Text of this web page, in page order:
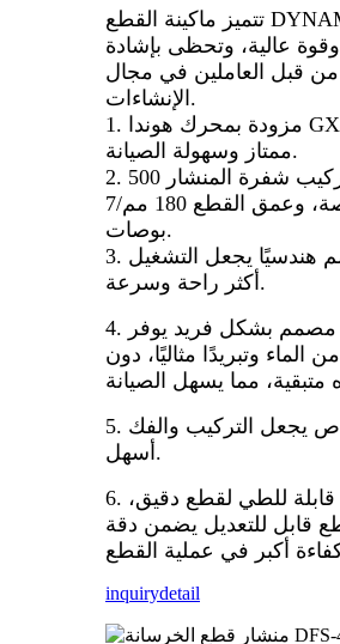
تتميز ماكينة القطع DYNAMIC DFS-500
وقوة عالية، وتحظى بإشادة
قبل العاملين في مجال
الإنشاءات.
1. مزودة بمحرك هوندا GX-390، يتميز بأداء
ممتاز وسهولة الصيانة.
2. أقصى قطر لتركيب شفرة المنشار 500
مم/20 بوصة، وعمق القطع 180 مم/7
بوصات.
3. مقبض مصمم هندسيًا يجعل التشغيل
أكثر راحة وسرعة.
4. خزان مياه مصمم بشكل فريد يوفر
من الماء وتبريدًا مثاليًا، دون
5. غطاء شفرة خاص يجعل التركيب والفك
أسهل.
6. عجلة توجيه قابلة للطي لقطع دقيق،
قابل للتعديل يضمن دقة
inquirydetail